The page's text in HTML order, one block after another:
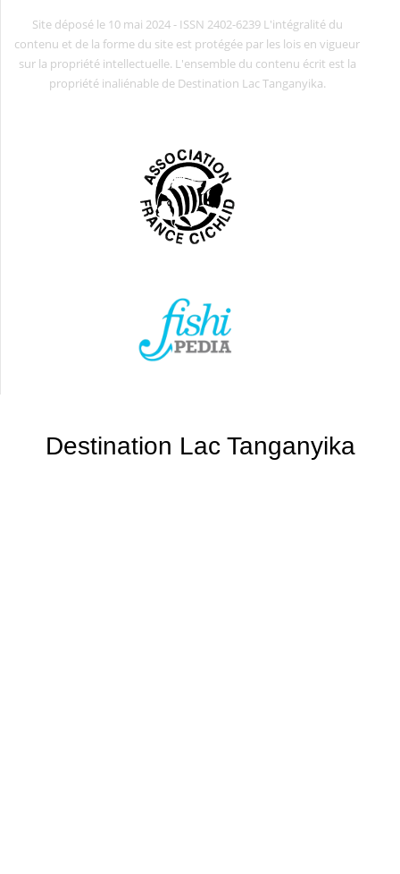
Site déposé le 10 mai 2024 - ISSN 2402-6239 L'intégralité du
contenu et de la forme du site est protégée par les lois en vigueur
sur la propriété intellectuelle. L'ensemble du contenu écrit est la
propriété inaliénable de Destination Lac Tanganyika.
Destination Lac Tanganyika